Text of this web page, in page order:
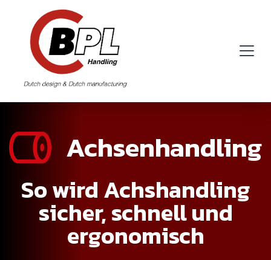
Achsenhandling
So wird Achshandling
sicher, schnell und
ergonomisch